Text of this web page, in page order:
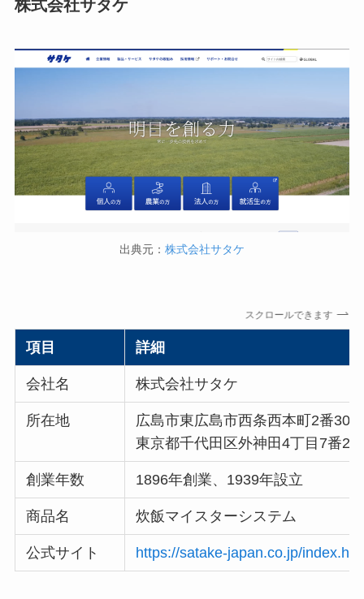
株式会社サタケ
出典元： 株式会社サタケ
スクロールできます
項目 詳細
会社名 株式会社サタケ
所在地
広島市東広島市西条西本町2番30
東京都千代田区外神田4丁目7番2
創業年数 1896年創業、1939年設立
商品名 炊飯マイスターシステム
公式サイト https://satake-japan.co.jp/